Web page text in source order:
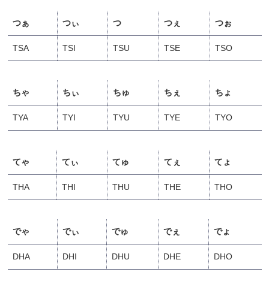
つぁ つぃ つ つぇ つぉ
TSA TSI TSU TSE TSO
ちゃ ちぃ ちゅ ちぇ ちょ
TYA TYI TYU TYE TYO
てゃ てぃ てゅ てぇ てょ
THA THI THU THE THO
でゃ でぃ でゅ でぇ でょ
DHA DHI DHU DHE DHO